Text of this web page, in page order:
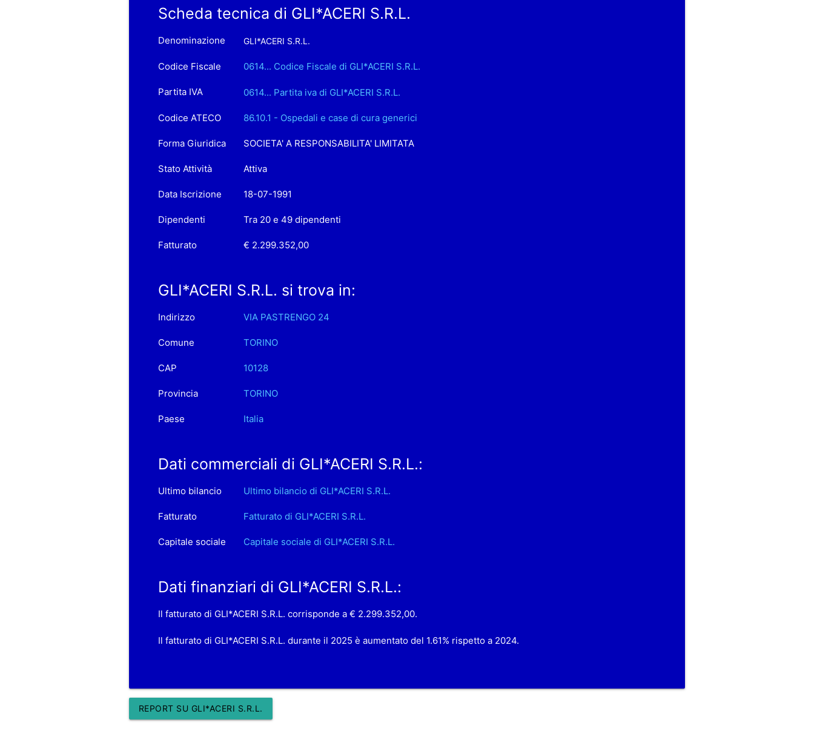
Scheda tecnica di GLI*ACERI S.R.L.
Denominazione GLI*ACERI S.R.L.
Codice Fiscale 0614... Codice Fiscale di GLI*ACERI S.R.L.
Partita IVA 0614... Partita iva di GLI*ACERI S.R.L.
Codice ATECO 86.10.1 - Ospedali e case di cura generici
Forma Giuridica SOCIETA' A RESPONSABILITA' LIMITATA
Stato Attività Attiva
Data Iscrizione 18-07-1991
Dipendenti Tra 20 e 49 dipendenti
Fatturato € 2.299.352,00
GLI*ACERI S.R.L. si trova in:
Indirizzo VIA PASTRENGO 24
Comune TORINO
CAP 10128
Provincia TORINO
Paese Italia
Dati commerciali di GLI*ACERI S.R.L.:
Ultimo bilancio Ultimo bilancio di GLI*ACERI S.R.L.
Fatturato Fatturato di GLI*ACERI S.R.L.
Capitale sociale Capitale sociale di GLI*ACERI S.R.L.
Dati finanziari di GLI*ACERI S.R.L.:
Il fatturato di GLI*ACERI S.R.L. corrisponde a € 2.299.352,00.
Il fatturato di GLI*ACERI S.R.L. durante il 2025 è aumentato del 1.61% rispetto a 2024.
REPORT SU GLI*ACERI S.R.L.